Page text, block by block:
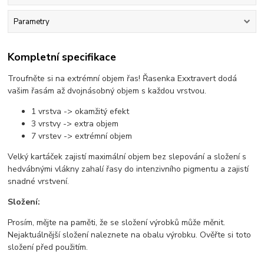
Parametry
Kompletní specifikace
Troufněte si na extrémní objem řas! Řasenka Exxtravert dodá
vašim řasám až dvojnásobný objem s každou vrstvou.
1 vrstva -> okamžitý efekt
3 vrstvy -> extra objem
7 vrstev -> extrémní objem
Velký kartáček zajistí maximální objem bez slepování a složení s
hedvábnými vlákny zahalí řasy do intenzivního pigmentu a zajistí
snadné vrstvení.
Složení:
Prosím, mějte na paměti, že se složení výrobků může měnit.
Nejaktuálnější složení naleznete na obalu výrobku. Ověřte si toto
složení před použitím.